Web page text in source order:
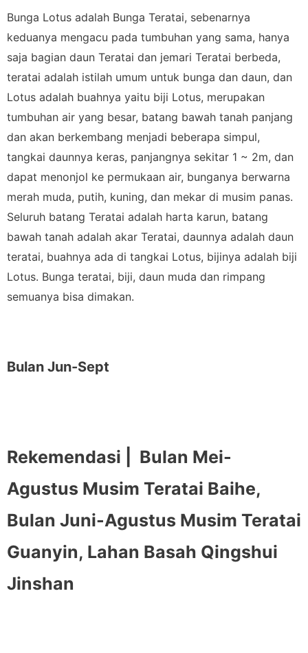
Bunga Lotus adalah Bunga Teratai, sebenarnya
keduanya mengacu pada tumbuhan yang sama, hanya
saja bagian daun Teratai dan jemari Teratai berbeda,
teratai adalah istilah umum untuk bunga dan daun, dan
Lotus adalah buahnya yaitu biji Lotus, merupakan
tumbuhan air yang besar, batang bawah tanah panjang
dan akan berkembang menjadi beberapa simpul,
tangkai daunnya keras, panjangnya sekitar 1 ~ 2m, dan
dapat menonjol ke permukaan air, bunganya berwarna
merah muda, putih, kuning, dan mekar di musim panas.
Seluruh batang Teratai adalah harta karun, batang
bawah tanah adalah akar Teratai, daunnya adalah daun
teratai, buahnya ada di tangkai Lotus, bijinya adalah biji
Lotus. Bunga teratai, biji, daun muda dan rimpang
semuanya bisa dimakan.
Bulan Jun-Sept
Rekemendasi |
Bulan Mei-
Agustus Musim Teratai Baihe,
Bulan Juni-Agustus Musim Teratai
Guanyin, Lahan Basah Qingshui
Jinshan